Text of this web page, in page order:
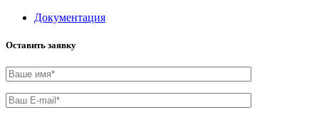
Документация
Оставить заявку